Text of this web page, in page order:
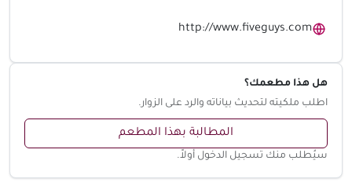
http://www.fiveguys.com
هل هذا مطعمك؟
اطلب ملكيته لتحديث بياناته والرد على الزوار.
المطالبة بهذا المطعم
سيُطلب منك تسجيل الدخول أولاً.